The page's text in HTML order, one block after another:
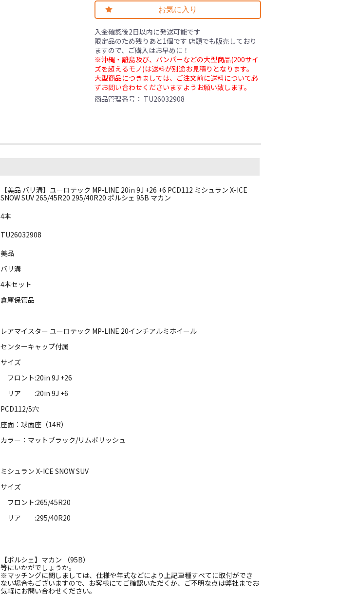
お気に入り
入金確認後2日以内に発送可能です
限定品のため残りあと1個です 店頭でも販売しており
ますので、ご購入はお早めに！
※沖縄・離島及び、バンパーなどの大型商品(200サイ
ズを超えるモノ)は送料が別途お見積りとなります。
大型商品につきましては、ご注文前に送料について必
ずお問い合わせくださいますようお願い致します。
商品管理番号： TU26032908
【美品 バリ溝】ユーロテック MP-LINE 20in 9J +26 +6 PCD112 ミシュラン X-ICE
SNOW SUV 265/45R20 295/40R20 ポルシェ 95B マカン
4本
TU26032908
美品
バリ溝
4本セット
倉庫保管品
レアマイスター ユーロテック MP-LINE 20インチアルミホイール
センターキャップ付属
サイズ
フロント:20in 9J +26
リア :20in 9J +6
PCD112/5穴
座面：球面座（14R）
カラー：マットブラック/リムポリッシュ
ミシュラン X-ICE SNOW SUV
サイズ
フロント:265/45R20
リア :295/40R20
【ポルシェ】マカン （95B）
等にいかがでしょうか。
※マッチングに関しましては、仕様や年式などにより上記車種すべてに取付ができ
ない場合もございますので、お客様にてご確認いただくか、ご不明な点は弊社までお
気軽にお問い合わせください。